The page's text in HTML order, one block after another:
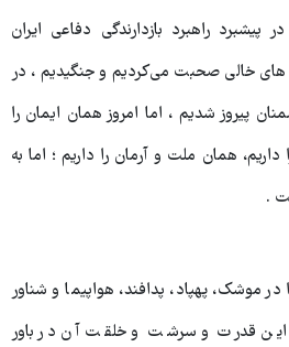
راهبرد بازدارندگی دفاعی ایران
خالی صحبت می‌کردیم و جنگیدیم ، در
پیروز شدیم ، اما امروز همان ایمان را
داریم، همان ملت و آرمان را داریم ؛ اما به
.
موشک، پهپاد، پدافند، هواپیما و شناور
این قدرت و سرشت و خلقت آن در باور